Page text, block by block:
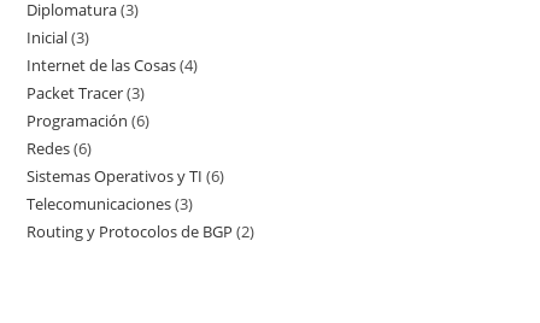
producto
Diplomatura 33
Inicial 33
productos
Internet de las Cosas 44
Packet Tracer 33
productos
Programación 66
Redes 66
productos
Sistemas Operativos y TI 66
Telecomunicaciones 33
productos
Routing y Protocolos de BGP 22